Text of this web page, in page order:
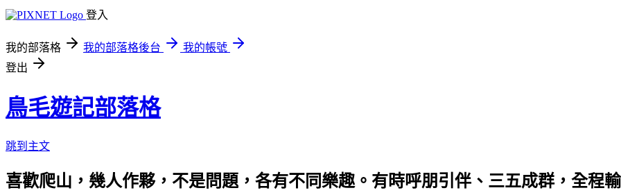
登入
我的部落格 我的部落格後台
我的帳號
登出
鳥毛遊記部落格
跳到主文
喜歡爬山，幾人作夥，不是問題，各有不同樂趣。有時呼朋引伴、三五成群，全程